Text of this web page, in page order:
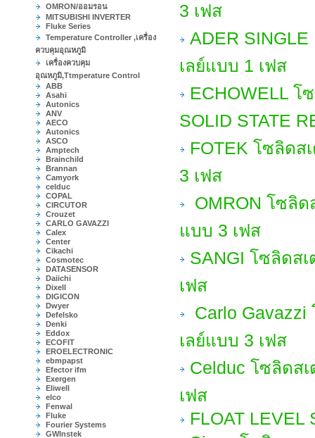
OMRON/ออมรอน
MITSUBISHI INVERTER
Fluke Series
Temperature Controller ,เครื่อง
ควบคุมอุณหภูมิ
เครื่องควบคุม
อุณหภูมิ,Ttmperature Control
ABB
Asahi
Autonics
ANV
AECO
Autonics
ASCO
Amptech
Brainchild
Brannan
Camyork
celduc
COPAL
CIRCUTOR
Crouzet
CARLO GAVAZZI
Calex
Center
Cikachi
Cosmotec
DATASENSOR
Daiichi
Dixell
DIGICON
Dwyer
Defelsko
Denki
Eddox
ECOFIT
EROELECTRONIC
ebmpapst
Efector ifm
Exergen
Eliwell
elco
Fenwal
Fluke
Fourier Systems
GWInstek
3 เฟส
ADER SINGLE
เลย์แบบ 1 เฟส
ECHOWELL โ
SOLID STATE
FOTEK โซลิดส
3 เฟส
OMRON โซลิด
แบบ 3 เฟส
SANGI โซลิดส
เฟส
Carlo Gavazzi
เลย์แบบ 3 เฟส
Celduc โซลิดส
เฟส
FLOAT LEVEL